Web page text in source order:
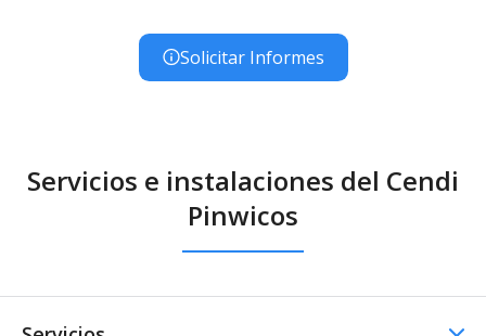
Solicitar Informes
Servicios e instalaciones del Cendi
Pinwicos